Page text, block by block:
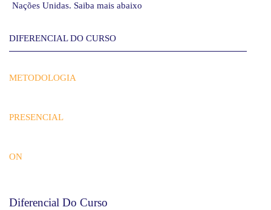
Nações Unidas. Saiba mais abaixo
DIFERENCIAL DO CURSO
METODOLOGIA
PRESENCIAL
ON
Diferencial Do Curso